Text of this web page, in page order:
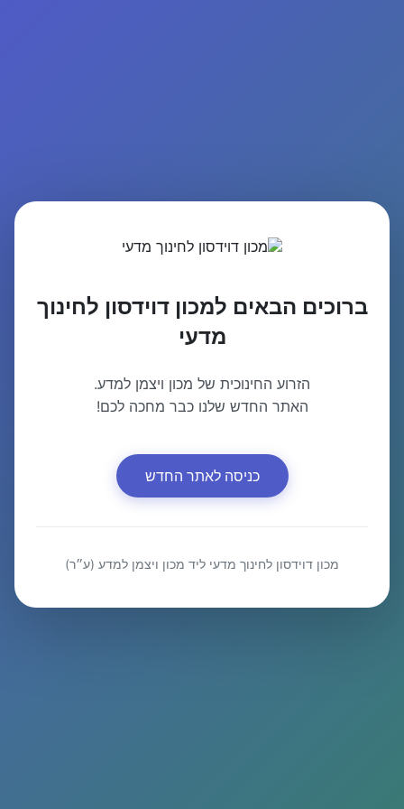
ברוכים הבאים למכון דוידסון לחינוך
מדעי
הזרוע החינוכית של מכון ויצמן למדע.
האתר החדש שלנו כבר מחכה לכם!
כניסה לאתר החדש
מכון דוידסון לחינוך מדעי ליד מכון ויצמן למדע (ע״ר)